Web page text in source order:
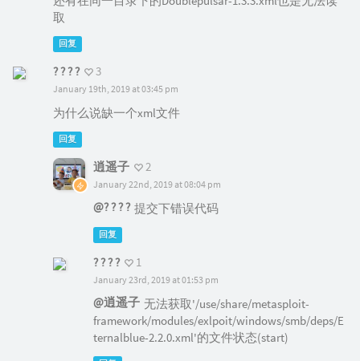
取
回复
? ? ? ? 3
January 19th, 2019 at 03:45 pm
为什么说缺一个xml文件
回复
逍遥子 2
January 22nd, 2019 at 08:04 pm
@? ? ? ? 提交下错误代码
回复
? ? ? ? 1
January 23rd, 2019 at 01:53 pm
@逍遥子 无法获取'/use/share/metasploit-
framework/modules/exlpoit/windows/smb/deps/E
ternalblue-2.2.0.xml'的文件状态(start)